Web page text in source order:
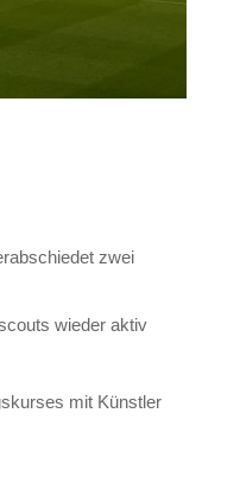
zwei
wieder aktiv
mit Künstler